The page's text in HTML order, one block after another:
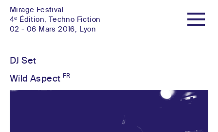
Mirage Festival
4ᵉ Édition, Techno Fiction
02 - 06 Mars 2016, Lyon
Programme
Artistes
DJ Set
Wild Aspect FR